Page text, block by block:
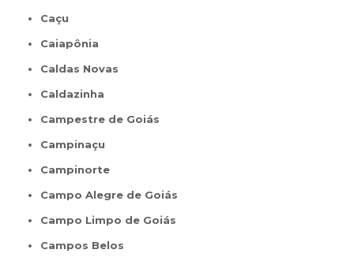
Caçu
Caiapônia
Caldas Novas
Caldazinha
Campestre de Goiás
Campinaçu
Campinorte
Campo Alegre de Goiás
Campo Limpo de Goiás
Campos Belos